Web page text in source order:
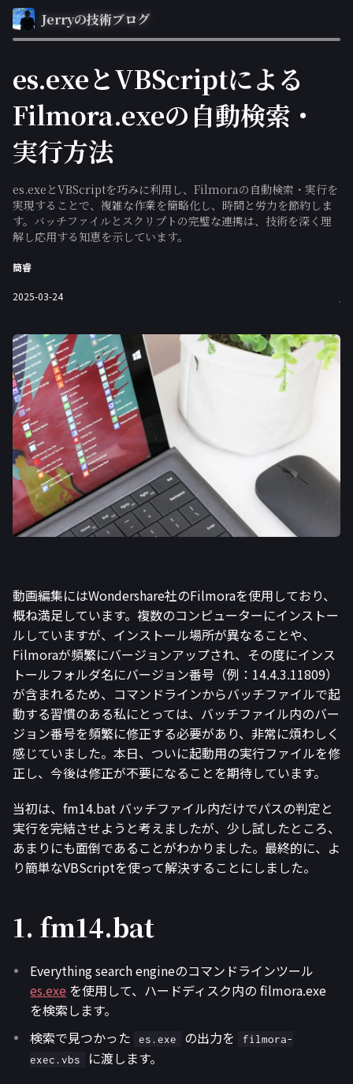
Jerryの技術ブログ
es.exeとVBScriptによる
Filmora.exeの自動検索・
実行方法
es.exeとVBScriptを巧みに利用し、Filmoraの自動検索・実行を
実現することで、複雑な作業を簡略化し、時間と労力を節約しま
す。バッチファイルとスクリプトの完璧な連携は、技術を深く理
解し応用する知恵を示しています。
簡睿
2025-03-24
動画編集にはWondershare社のFilmoraを使用しており、
概ね満足しています。複数のコンピューターにインストー
ルしていますが、インストール場所が異なることや、
Filmoraが頻繁にバージョンアップされ、その度にインス
トールフォルダ名にバージョン番号（例：14.4.3.11809）
が含まれるため、コマンドラインからバッチファイルで起
動する習慣のある私にとっては、バッチファイル内のバー
ジョン番号を頻繁に修正する必要があり、非常に煩わしく
感じていました。本日、ついに起動用の実行ファイルを修
正し、今後は修正が不要になることを期待しています。
当初は、fm14.bat バッチファイル内だけでパスの判定と
実行を完結させようと考えましたが、少し試したところ、
あまりにも面倒であることがわかりました。最終的に、よ
り簡単なVBScriptを使って解決することにしました。
1. fm14.bat
Everything search engineのコマンドラインツール
es.exe を使用して、ハードディスク内の filmora.exe
を検索します。
検索で見つかった
es.exe の出力を
filmora-
exec.vbs
に渡します。